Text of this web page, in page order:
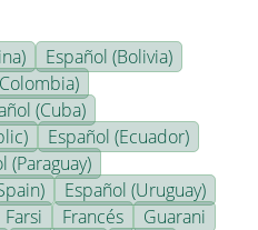
Español (Bolivia)
(Cuba)
Español (Ecuador)
(Paraguay)
Español (Uruguay)
Farsi Francés
Guarani